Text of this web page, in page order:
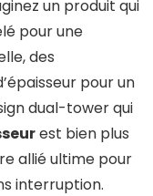
un produit qui
pour une
des
pour un
dual-tower qui
est bien plus
allié ultime pour
interruption.